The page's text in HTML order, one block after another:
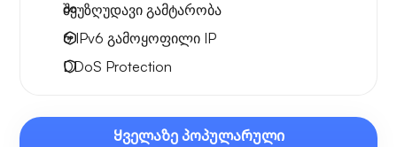
შეუზღუდავი გამტარობა
6 IPv6 გამოყოფილი IP
DDoS Protection
Ყველაზე პოპულარული